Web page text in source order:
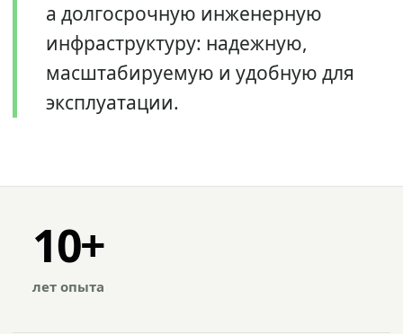
а долгосрочную инженерную
инфраструктуру: надежную,
масштабируемую и удобную для
эксплуатации.
10+
лет опыта